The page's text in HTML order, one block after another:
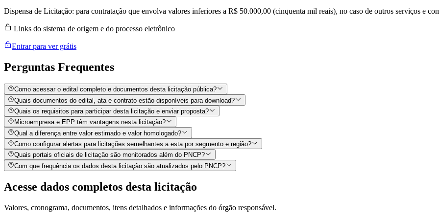
Dispensa de Licitação: para contratação que envolva valores inferiores a R$ 50.000,00 (cinquenta mil reais), no caso de outros serviços e
Links do sistema de origem e do processo eletrônico
Entrar para ver grátis
Perguntas Frequentes
Como acessar o edital completo e documentos desta licitação pública?
Quais documentos do edital, ata e contrato estão disponíveis para download?
Quais os requisitos para participar desta licitação e enviar proposta?
Microempresa e EPP têm vantagens nesta licitação?
Qual a diferença entre valor estimado e valor homologado?
Como configurar alertas para licitações semelhantes a esta por segmento e região?
Quais portais oficiais de licitação são monitorados além do PNCP?
Com que frequência os dados desta licitação são atualizados pelo PNCP?
Acesse dados completos desta licitação
Valores, cronograma, documentos, itens detalhados e informações do órgão responsável.